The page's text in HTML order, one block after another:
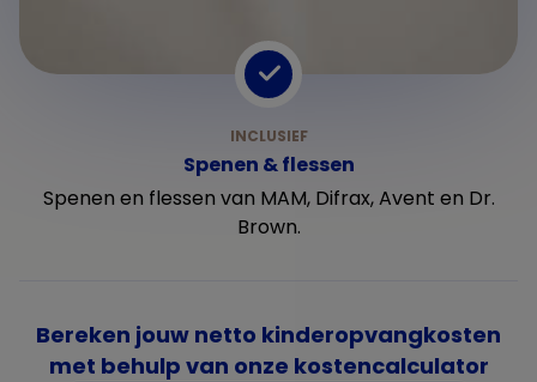
Spenen & flessen
Spenen en flessen van MAM, Difrax, Avent en Dr.
Brown.
Bereken jouw netto kinderopvangkosten
met behulp van onze kostencalculator